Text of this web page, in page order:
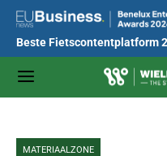
Beste Fietscontentplatform
MATERIAALZONE